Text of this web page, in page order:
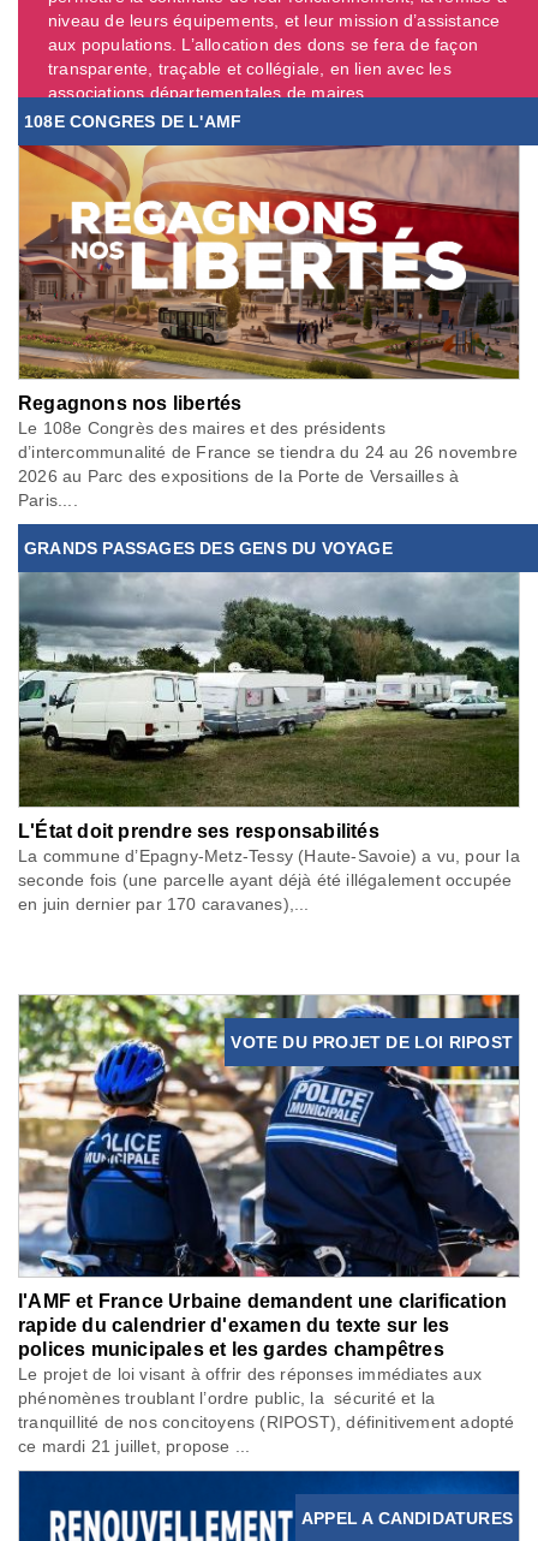
niveau de leurs équipements, et leur mission d’assistance
aux populations. L’allocation des dons se fera de façon
transparente, traçable et collégiale, en lien avec les
associations départementales de maires. ...
108E CONGRES DE L'AMF
Regagnons nos libertés
Le 108e Congrès des maires et des présidents
d’intercommunalité de France se tiendra du 24 au 26 novembre
2026 au Parc des expositions de la Porte de Versailles à
Paris....
GRANDS PASSAGES DES GENS DU VOYAGE
L'État doit prendre ses responsabilités
La commune d’Epagny-Metz-Tessy (Haute-Savoie) a vu, pour la
seconde fois (une parcelle ayant déjà été illégalement occupée
en juin dernier par 170 caravanes),...
VOTE DU PROJET DE LOI RIPOST
l'AMF et France Urbaine demandent une clarification
rapide du calendrier d'examen du texte sur les
polices municipales et les gardes champêtres
Le projet de loi visant à offrir des réponses immédiates aux
phénomènes troublant l’ordre public, la sécurité et la
tranquillité de nos concitoyens (RIPOST), définitivement adopté
ce mardi 21 juillet, propose ...
APPEL A CANDIDATURES